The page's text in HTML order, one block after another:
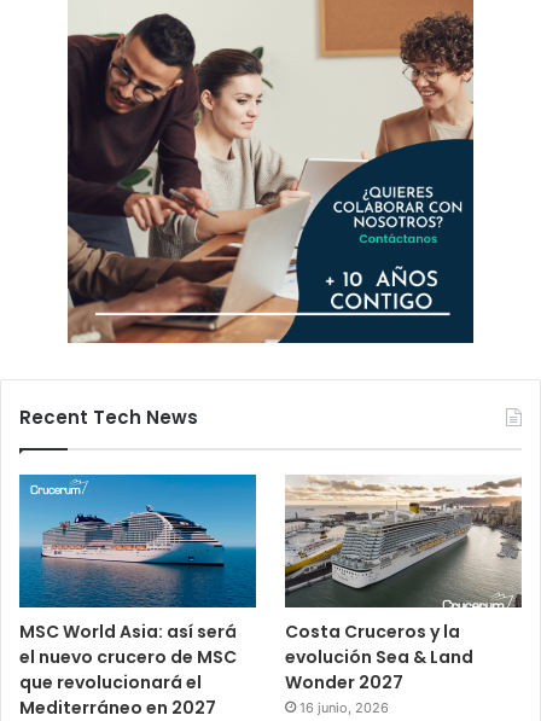
Recent Tech News
MSC World Asia: así será
el nuevo crucero de MSC
que revolucionará el
Mediterráneo en 2027
Costa Cruceros y la
evolución Sea & Land
Wonder 2027
16 junio, 2026